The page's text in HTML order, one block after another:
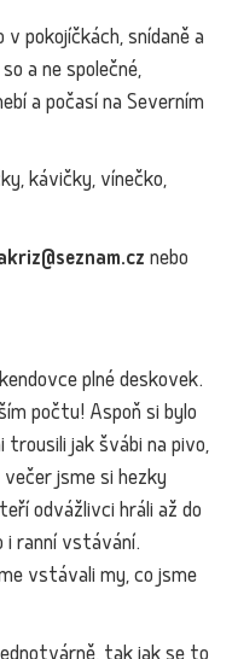
v pokojíčkách, snídaně a
a ne společné,
a počasí na Severním
kávičky, vínečko,
nebo
plné deskovek.
počtu! Aspoň si bylo
jak švábi na pivo,
jsme si hezky
odvážlivci hráli až do
i ranní vstávání.
vstávali my, co jsme